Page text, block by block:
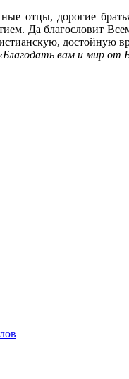
отцы, дорогие
Да благословит
достойную
вам и мир от